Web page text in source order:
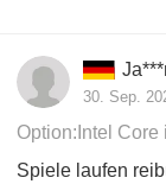
30. Sep.
Option:Intel Core
Spiele laufen